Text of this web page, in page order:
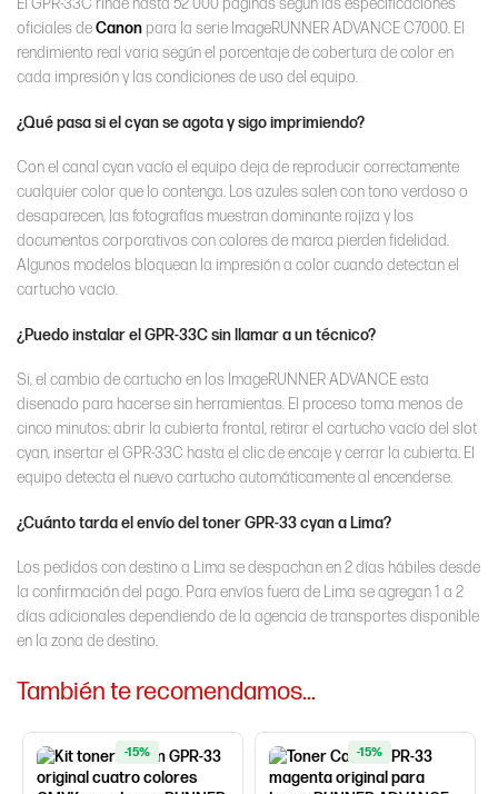
El GPR-33C rinde hasta 52 000 paginas según las especificaciones
oficiales deCanon para la serie ImageRUNNER ADVANCE C7000. El
rendimiento real varia según el porcentaje de cobertura de color en
cada impresión y las condiciones de uso del equipo.
¿Qué pasa si el cyan se agota y sigo imprimiendo?
Con el canal cyan vacío el equipo deja de reproducir correctamente
cualquier color que lo contenga. Los azules salen con tono verdoso o
desaparecen, las fotografías muestran dominante rojiza y los
documentos corporativos con colores de marca pierden fidelidad.
Algunos modelos bloquean la impresión a color cuando detectan el
cartucho vacío.
¿Puedo instalar el GPR-33C sin llamar a un técnico?
Si, el cambio de cartucho en los ImageRUNNER ADVANCE esta
disenado para hacerse sin herramientas. El proceso toma menos de
cinco minutos: abrir la cubierta frontal, retirar el cartucho vacío del slot
cyan, insertar el GPR-33C hasta el clic de encaje y cerrar la cubierta. El
equipo detecta el nuevo cartucho automáticamente al encenderse.
¿Cuánto tarda el envío del toner GPR-33 cyan a Lima?
Los pedidos con destino a Lima se despachan en 2 días hábiles desde
la confirmación del pago. Para envíos fuera de Lima se agregan 1 a 2
días adicionales dependiendo de la agencia de transportes disponible
en la zona de destino.
También te recomendamos…
-15% -15%